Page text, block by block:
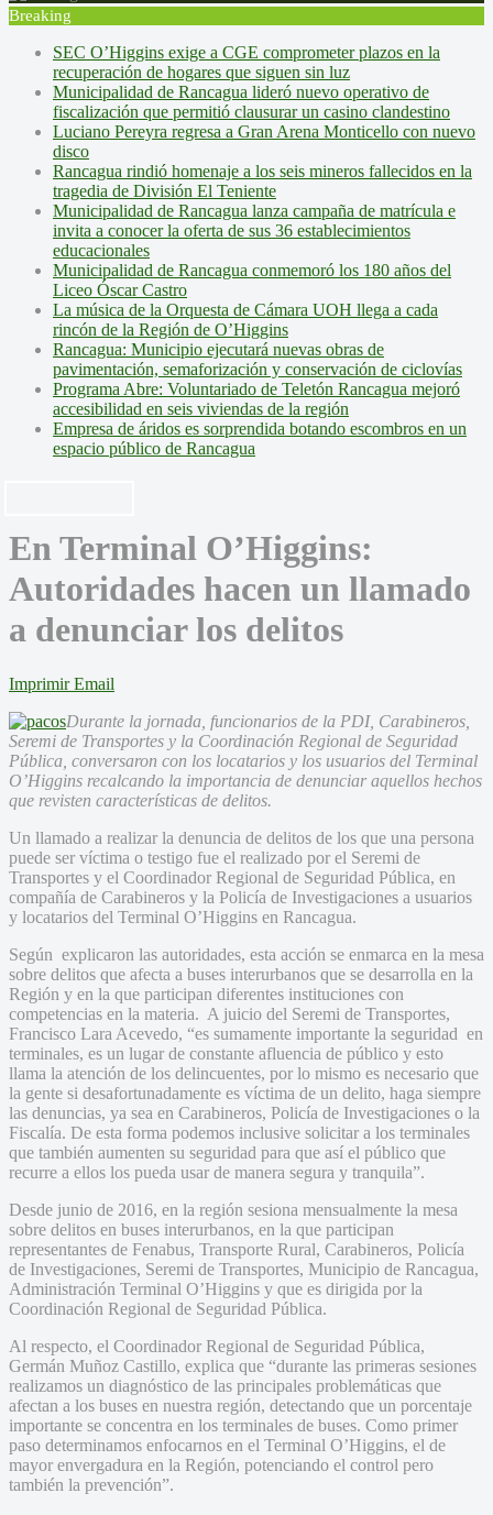
Breaking
SEC O’Higgins exige a CGE comprometer plazos en la
recuperación de hogares que siguen sin luz
Municipalidad de Rancagua lideró nuevo operativo de
fiscalización que permitió clausurar un casino clandestino
Luciano Pereyra regresa a Gran Arena Monticello con nuevo
disco
Rancagua rindió homenaje a los seis mineros fallecidos en la
tragedia de División El Teniente
Municipalidad de Rancagua lanza campaña de matrícula e
invita a conocer la oferta de sus 36 establecimientos
educacionales
Municipalidad de Rancagua conmemoró los 180 años del
Liceo Óscar Castro
La música de la Orquesta de Cámara UOH llega a cada
rincón de la Región de O’Higgins
Rancagua: Municipio ejecutará nuevas obras de
pavimentación, semaforización y conservación de ciclovías
Programa Abre: Voluntariado de Teletón Rancagua mejoró
accesibilidad en seis viviendas de la región
Empresa de áridos es sorprendida botando escombros en un
espacio público de Rancagua
En Terminal O’Higgins:
Autoridades hacen un llamado
a denunciar los delitos
Imprimir Email
Durante la jornada, funcionarios de la PDI, Carabineros,
Seremi de Transportes y la Coordinación Regional de Seguridad
Pública, conversaron con los locatarios y los usuarios del Terminal
O’Higgins recalcando la importancia de denunciar aquellos hechos
que revisten características de delitos.
Un llamado a realizar la denuncia de delitos de los que una persona
puede ser víctima o testigo fue el realizado por el Seremi de
Transportes y el Coordinador Regional de Seguridad Pública, en
compañía de Carabineros y la Policía de Investigaciones a usuarios
y locatarios del Terminal O’Higgins en Rancagua.
Según explicaron las autoridades, esta acción se enmarca en la mesa
sobre delitos que afecta a buses interurbanos que se desarrolla en la
Región y en la que participan diferentes instituciones con
competencias en la materia. A juicio del Seremi de Transportes,
Francisco Lara Acevedo, “es sumamente importante la seguridad en
terminales, es un lugar de constante afluencia de público y esto
llama la atención de los delincuentes, por lo mismo es necesario que
la gente si desafortunadamente es víctima de un delito, haga siempre
las denuncias, ya sea en Carabineros, Policía de Investigaciones o la
Fiscalía. De esta forma podemos inclusive solicitar a los terminales
que también aumenten su seguridad para que así el público que
recurre a ellos los pueda usar de manera segura y tranquila”.
Desde junio de 2016, en la región sesiona mensualmente la mesa
sobre delitos en buses interurbanos, en la que participan
representantes de Fenabus, Transporte Rural, Carabineros, Policía
de Investigaciones, Seremi de Transportes, Municipio de Rancagua,
Administración Terminal O’Higgins y que es dirigida por la
Coordinación Regional de Seguridad Pública.
Al respecto, el Coordinador Regional de Seguridad Pública,
Germán Muñoz Castillo, explica que “durante las primeras sesiones
realizamos un diagnóstico de las principales problemáticas que
afectan a los buses en nuestra región, detectando que un porcentaje
importante se concentra en los terminales de buses. Como primer
paso determinamos enfocarnos en el Terminal O’Higgins, el de
mayor envergadura en la Región, potenciando el control pero
también la prevención”.